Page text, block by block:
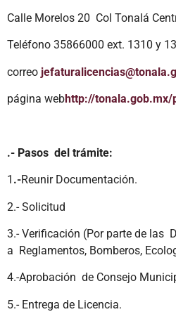
Calle Morelos 20 Col Tonalá
Teléfono 35866000 ext. 1310 y
correo
página webhttp://tonala.gob.mx/
.- Pasos del trámite:
1 .-Reunir Documentación.
2.- Solicitud
3.- Verificación (Por parte de las
a Reglamentos, Bomberos,
4.-Aprobación de Consejo
5.- Entrega de Licencia.